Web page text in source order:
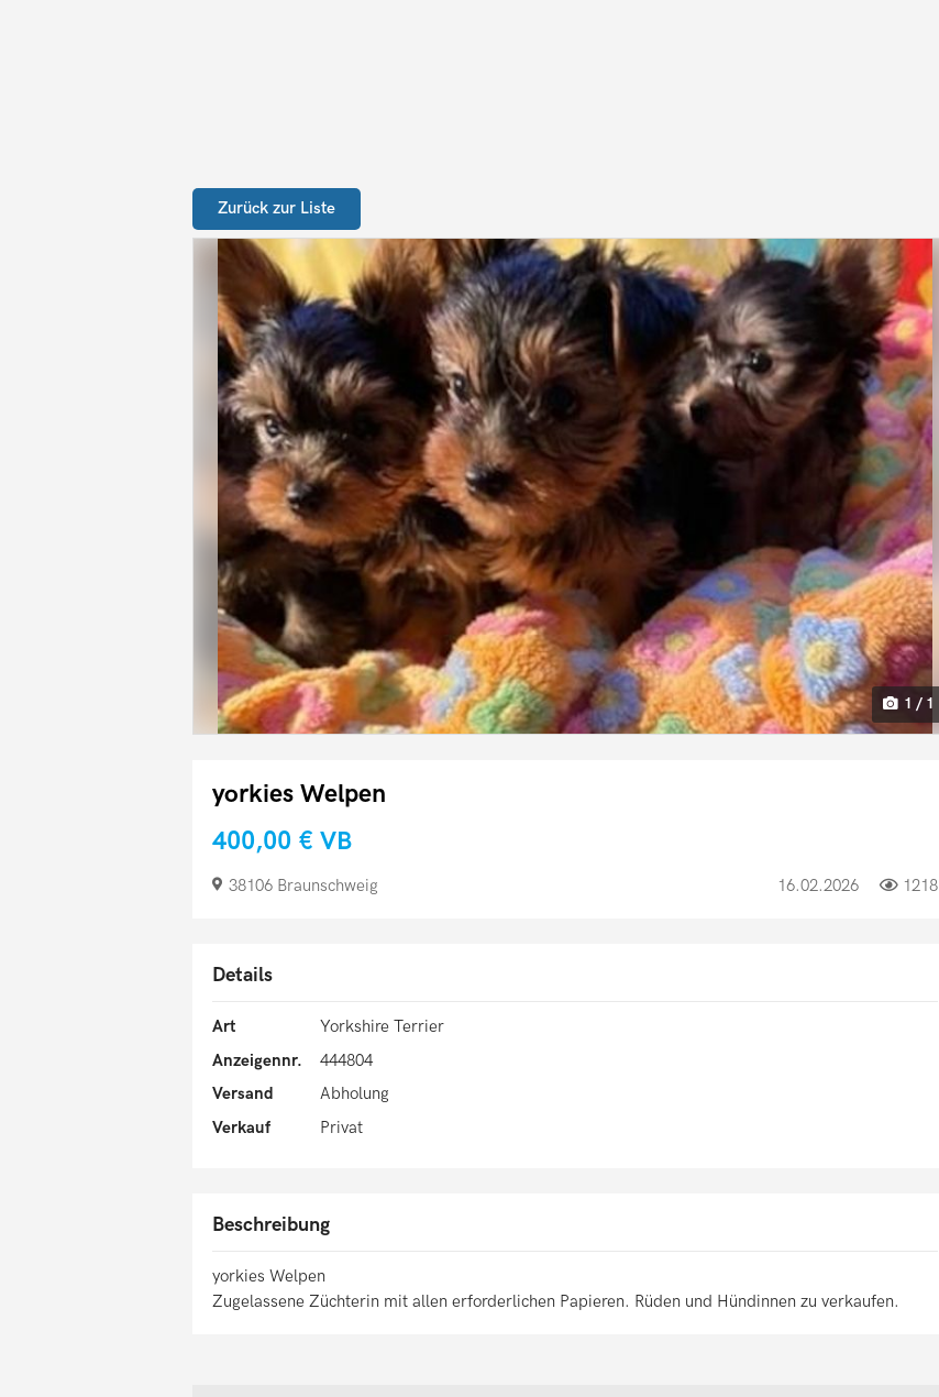
Zurück zur Liste
1 / 1
yorkies Welpen
400,00 € VB
38106 Braunschweig 16.02.2026 1218
Details
Art
Yorkshire Terrier
Anzeigennr.
444804
Versand
Abholung
Verkauf
Privat
Beschreibung
yorkies Welpen
Zugelassene Züchterin mit allen erforderlichen Papieren. Rüden und Hündinnen zu verkaufen.